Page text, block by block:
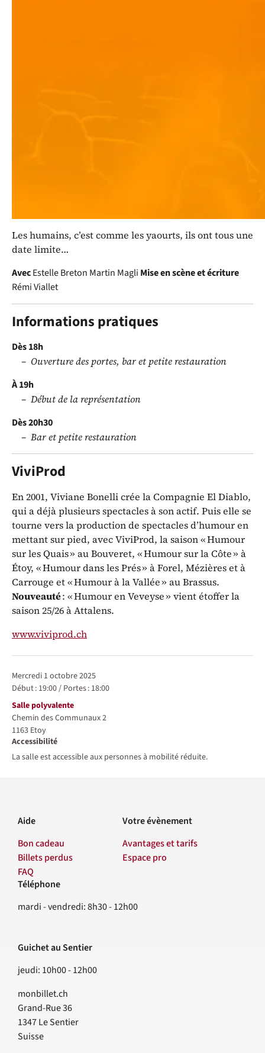
Les humains, c’est comme les yaourts, ils ont tous une
date limite…
AvecEstelle Breton Martin Magli Mise en scène et écriture
Rémi Viallet
Informations pratiques
Dès 18h
Ouverture des portes, bar et petite restauration
À 19h
Début de la représentation
Dès 20h30
Bar et petite restauration
ViviProd
En 2001, Viviane Bonelli crée la Compagnie El Diablo,
qui a déjà plusieurs spectacles à son actif. Puis elle se
tourne vers la production de spectacles d’humour en
mettant sur pied, avec ViviProd, la saison « Humour
sur les Quais » au Bouveret, « Humour sur la Côte » à
Étoy, « Humour dans les Prés » à Forel, Mézières et à
Carrouge et « Humour à la Vallée » au Brassus.
Nouveauté: « Humour en Veveyse » vient étoffer la
saison 25/26 à Attalens.
www.viviprod.ch
mercredi 1 octobre 2025
Début : 19:00/ Portes : 18:00
Lieu
Salle polyvalente
Chemin des Communaux 2
1163 Etoy
Accessibilité
La salle est accessible aux personnes à mobilité réduite.
Aide
Bon cadeau
Billets perdus
FAQ
Votre évènement
Avantages et tarifs
Espace pro
Contact
Téléphone
mardi - vendredi: 8h30 - 12h00
Guichet au Sentier
jeudi: 10h00 - 12h00
monbillet.ch
Grand-Rue 36
1347Le Sentier
Suisse